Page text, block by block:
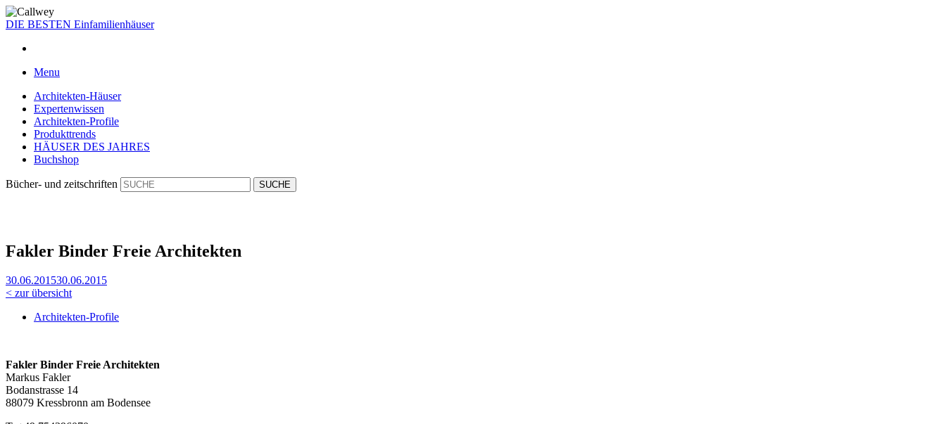
DIE BESTEN Einfamilienhäuser
Menu
Architekten-Häuser
Expertenwissen
Architekten-Profile
Produkttrends
HÄUSER DES JAHRES
Buchshop
Bücher- und zeitschriften
Fakler Binder Freie Architekten
30.06.201530.06.2015
< zur übersicht
Architekten-Profile
Fakler Binder Freie Architekten
Markus Fakler
Bodanstrasse 14
88079 Kressbronn am Bodensee